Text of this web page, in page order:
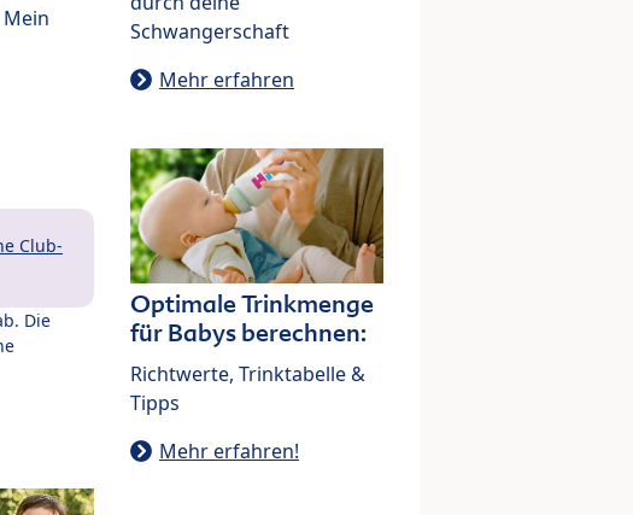
Club-
Die
Schwangerschaft
Mehr erfahren
Optimale Trinkmenge
für Babys berechnen:
Richtwerte, Trinktabelle &
Tipps
Mehr erfahren!